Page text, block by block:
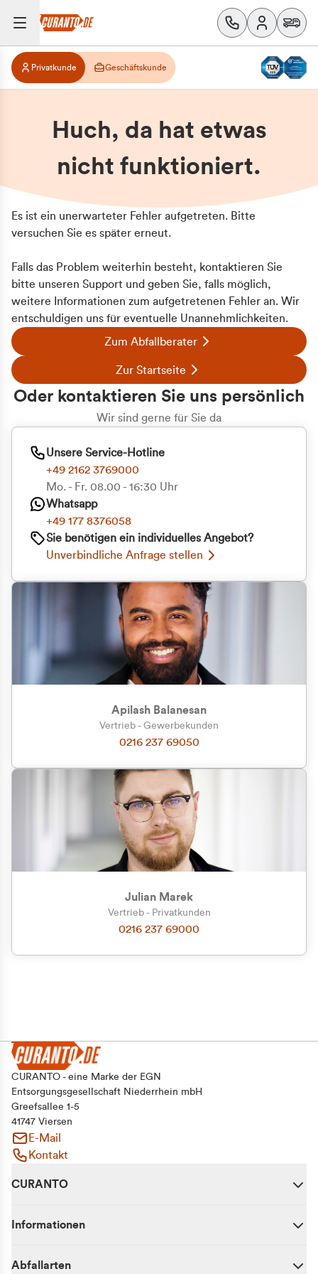
Zu welcher Kundengruppe
gehören Sie?
Privatkunde (inkl. MwSt.)
Geschäftskunde (exkl. MwSt.)
Privatkunde Geschäftskunde
Huch, da hat etwas
nicht funktioniert.
Es ist ein unerwarteter Fehler aufgetreten. Bitte
versuchen Sie es später erneut.
Falls das Problem weiterhin besteht, kontaktieren Sie
bitte unseren Support und geben Sie, falls möglich,
weitere Informationen zum aufgetretenen Fehler an. Wir
entschuldigen uns für eventuelle Unannehmlichkeiten.
Zum Abfallberater
Zur Startseite
Oder kontaktieren Sie uns persönlich
Wir sind gerne für Sie da
Unsere Service-Hotline
+49 2162 3769000
Mo. - Fr. 08.00 - 16:30 Uhr
Whatsapp
+49 177 8376058
Sie benötigen ein individuelles Angebot?
Unverbindliche Anfrage stellen
Apilash Balanesan
Vertrieb - Gewerbekunden
0216 237 69050
Julian Marek
Vertrieb - Privatkunden
0216 237 69000
CURANTO - eine Marke der EGN
Entsorgungsgesellschaft Niederrhein mbH
Greefsallee 1-5
41747 Viersen
E-Mail
Kontakt
CURANTO
Informationen
Abfallarten